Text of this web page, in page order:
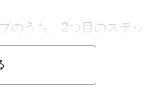
のうち、2つ目のステッ
と、顧客データを元に